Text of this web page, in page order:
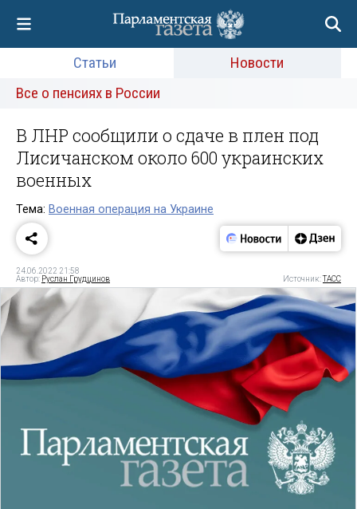
Статьи
Новости
Все о пенсиях в России
В ЛНР сообщили о сдаче в плен под
Лисичанском около 600 украинских
военных
Тема: Военная операция на Украине
24.06.2022 21:58
Автор: Руслан Грудцинов Источник:ТАСС